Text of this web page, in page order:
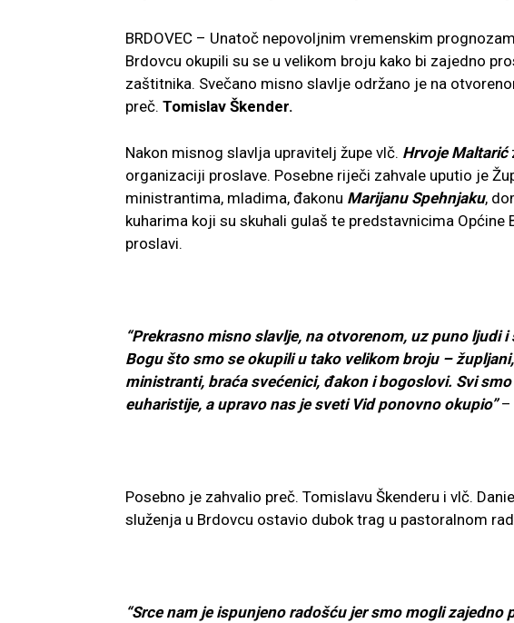
BRDOVEC – Unatoč nepovoljnim vremenskim
Brdovcu okupili su se u velikom broju kako bi zajedno
zaštitnika. Svečano misno slavlje održano je na
preč. Tomislav Škender.
Nakon misnog slavlja upravitelj župe vlč. Hrvoje Maltarić
organizaciji proslave. Posebne riječi zahvale uputio je
ministrantima, mladima, đakonu Marijanu Spehnjaku,
kuharima koji su skuhali gulaš te predstavnicima Općine
proslavi.
“Prekrasno misno slavlje, na otvorenom, uz puno ljudi
Bogu što smo se okupili u tako velikom broju –
ministranti, braća svećenici, đakon i bogoslovi. Svi
euharistije, a upravo nas je sveti Vid ponovno okupio”–
Posebno je zahvalio preč. Tomislavu Škenderu i vlč.
služenja u Brdovcu ostavio dubok trag u pastoralnom
“Srce nam je ispunjeno radošću jer smo mogli